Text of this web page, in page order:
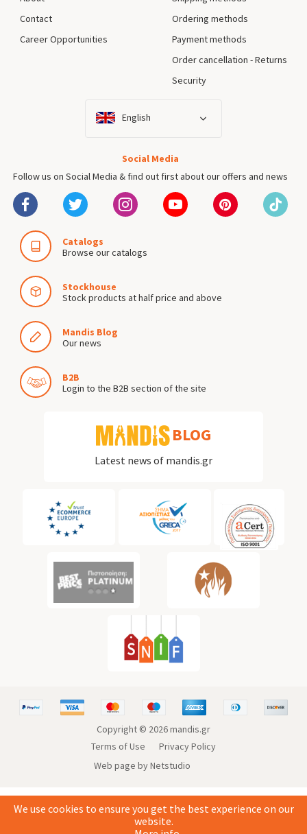
Contact
Career Opportunities
Ordering methods
Payment methods
Order cancellation - Returns
Security
English
Social Media
Follow us on Social Media & find out first about our offers and news
Catalogs
Browse our catalogs
Stockhouse
Stock products at half price and above
Mandis Blog
Our news
B2B
Login to the B2B section of the site
BLOG
Latest news of mandis.gr
Copyright © 2026mandis.gr
Terms of Use
Privacy Policy
Web page by Netstudio
We use cookies to ensure you get the best experience on our
website.